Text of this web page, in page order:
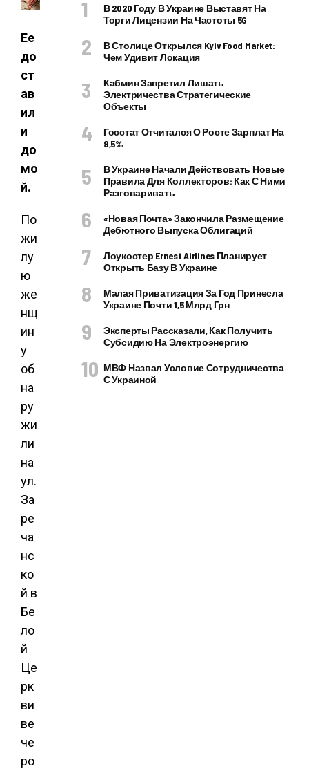
Ее
до
ст
ав
ил
и
до
мо
й.
По
жи
лу
ю
же
нщ
ин
у
об
на
ру
жи
ли
на
ул.
За
ре
ча
нс
ко
й в
Бе
ло
й
Це
рк
ви
ве
че
ро
В 2020 Году В Украине Выставят На
Торги Лицензии На Частоты 5G
В Столице Открылся Kyiv Food Market:
Чем Удивит Локация
Кабмин Запретил Лишать
Электричества Стратегические
Объекты
Госстат Отчитался О Росте Зарплат На
9,5%
В Украине Начали Действовать Новые
Правила Для Коллекторов: Как С Ними
Разговаривать
«Новая Почта» Закончила Размещение
Дебютного Выпуска Облигаций
Лоукостер Ernest Airlines Планирует
Открыть Базу В Украине
Малая Приватизация За Год Принесла
Украине Почти 1,5 Млрд Грн
Эксперты Рассказали, Как Получить
Субсидию На Электроэнергию
МВФ Назвал Условие Сотрудничества
С Украиной